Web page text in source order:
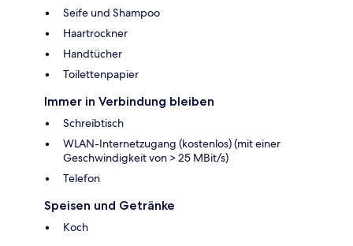
Seife und Shampoo
Haartrockner
Handtücher
Toilettenpapier
Immer in Verbindung bleiben
Schreibtisch
WLAN-Internetzugang (kostenlos) (mit einer
Geschwindigkeit von > 25 MBit/s)
Telefon
Speisen und Getränke
Koch